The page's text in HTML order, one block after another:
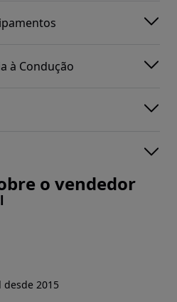
à Condução
o vendedor
2015